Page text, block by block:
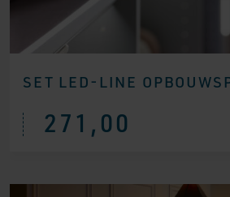
SET LED-LINE
271,00